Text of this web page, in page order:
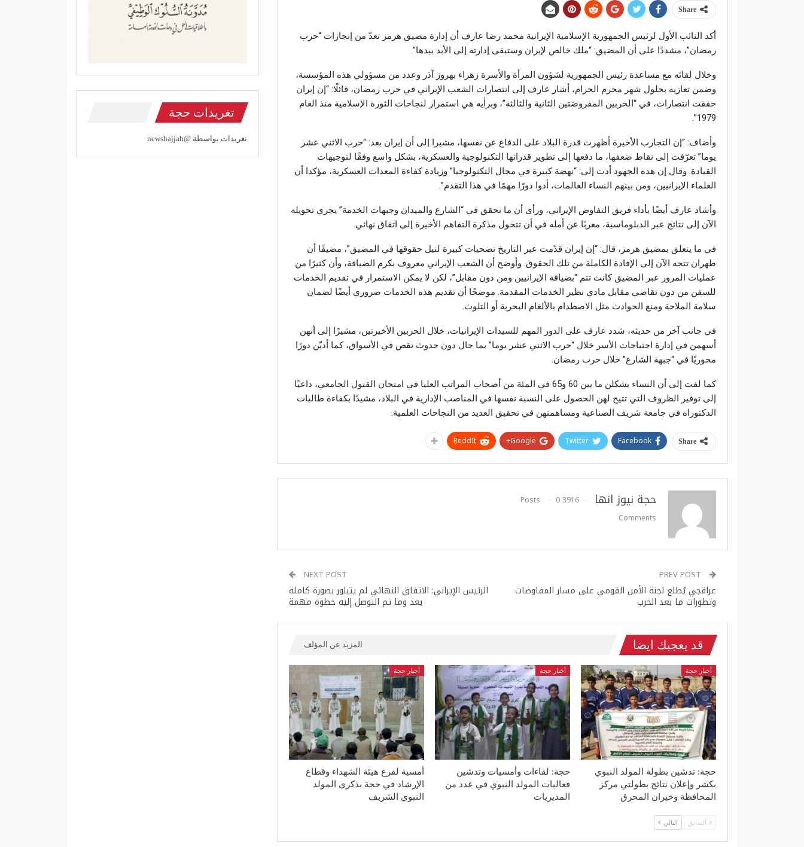
Share
أكد النائب الأول لرئيس الجمهورية الإسلامية الإيرانية محمد رضا عارف أن إدارة مضيق هرمز تعدّ من إنجازات “حرب
رمضان”، مشددًا على أن المضيق: “ملك خالص لإيران وستبقى إدارته إلى الأبد بيدها”.
وخلال لقائه مع مساعدة رئيس الجمهورية لشؤون المرأة والأسرة زهراء بهروز آذر وعدد من مسؤولي هذه المؤسسة،
وضمن تعازيه بحلول شهر محرم الحرام، أشار عارف إلى انتصارات الشعب الإيراني في حرب رمضان، قائلًا: “إن إيران
حققت انتصارات، في “الحربين المفروضتين الثانية والثالثة”، وبرأيه هي استمرار لنجاحات الثورة الإسلامية منذ العام
1979”.
وأضاف: “إن التجارب الأخيرة أظهرت قدرة البلاد على الدفاع عن نفسها، مشيرا إلى أن إيران بعد: “حرب الاثني عشر
يوما” تعرّفت إلى نقاط ضعفها، ما دفعها إلى تطوير قدراتها التكنولوجية والعسكرية، بشكل واسع وفقًا لتوجيهات
القيادة. وقال إن هذه الجهود أدت إلى: “نهضة كبيرة في مجال التكنولوجيا” وزيادة كفاءة المعدات العسكرية، مؤكدا أن
العلماء الإيرانيين، ومن بينهم النساء العالمات، أدوا دورًا مهمًا في هذا التقدم”.
وأشاد عارف أيضًا بأداء فريق التفاوض الإيراني، ورأى أن ما تحقق في “الشارع والميدان وجبهات الخدمة” يجري تحويله
الآن إلى نتائج عبر الدبلوماسية، معربًا عن أمله في أن تتحول مذكرة التفاهم الأخيرة إلى اتفاق نهائي.
في ما يتعلق بمضيق هرمز، قال: “إن إيران قدّمت عبر التاريخ تضحيات كبيرة لنيل حقوقها في المضيق”، مضيفًا أن
طهران تتجه الآن إلى الإفادة الكاملة من تلك الحقوق. وأوضح أن الشعب الإيراني معروف بكرم الضيافة، وأن كثيرًا من
عمليات المرور عبر المضيق كانت تتم “بضيافة الإيرانيين ومن دون مقابل”، لكن لا يمكن الاستمرار في تقديم الخدمات
للسفن من دون تقاضي مقابل مادي نظير الخدمات المقدمة. موضحًا أن تقديم هذه الخدمات ضروري أيضًا لضمان
سلامة الملاحة ومنع الحوادث مثل الاصطدام بالألغام البحرية أو التلوث.
في جانب آخر من حديثه، شدد عارف على الدور المهم للسيدات الإيرانيات، خلال الحربين الأخيرتين، مشيرًا إلى أنهن
أسهمن في إدارة احتياجات الأسر خلال “حرب الاثني عشر يوما” بما حال دون حدوث نقص في الأسواق، كما أديّن دورًا
محوريًا في “جبهة الشارع” خلال حرب رمضان.
كما لفت إلى أن النساء يشكلن ما بين 60 و65 في المئة من أصحاب المراتب العليا في امتحان القبول الجامعي، داعيًا
إلى توفير الظروف التي تتيح لهن الحصول على النسبة نفسها في المناصب الإدارية في البلاد، مشيدًا بكفاءة طالبات
الدكتوراه في جامعة شريف الصناعية ومساهمتهن في تحقيق العديد من النجاحات العلمية.
Share
Facebook
Twitter
Google+
ReddIt
حجة نيوز انها 3916 Posts
0
Comments
عراقجي يُطلع لجنة الأمن القومي على مسار المفاوضات
وتطورات ما بعد الحرب
NEXT POST
الرئيس الإيراني: الاتفاق النهائي لم يتبلور بصورة كاملة
بعد وما تم التوصل إليه خطوة مهمة
قد يعجبك ايضا المزيد عن المؤلف
أخبار حجة
حجة: تدشين بطولة المولد النبوي
بكشر وإعلان نتائج بطولتي مركز
المحافظة وخيران المحرق
أخبار حجة
حجة: لقاءات وأمسيات وتدشين
فعاليات المولد النبوي في عدد من
المديريات
أخبار حجة
أمسية لفرع هيئة الشهداء وقطاع
الإرشاد في حجة بذكرى المولد
النبوي الشريف
السابق التالي
تغريدات حجة
تغريدات بواسطة @newshajjah